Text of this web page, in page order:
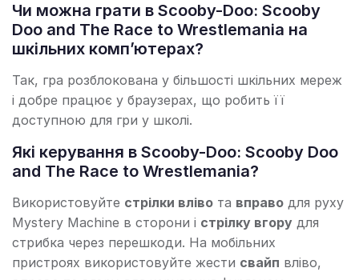
Чи можна грати в Scooby-Doo: Scooby
Doo and The Race to Wrestlemania на
шкільних комп’ютерах?
Так, гра розблокована у більшості шкільних мереж
і добре працює у браузерах, що робить її
доступною для гри у школі.
Які керування в Scooby-Doo: Scooby Doo
and The Race to Wrestlemania?
Використовуйте стрілки вліво та вправо для руху
Mystery Machine в сторони і стрілку вгору для
стрибка через перешкоди. На мобільних
пристроях використовуйте жести свайп вліво,